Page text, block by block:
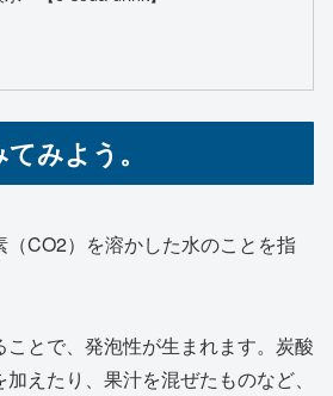
みよう。
CO2）を溶かした水のことを指
とで、発泡性が生まれます。炭酸
えたり、果汁を混ぜたものなど、